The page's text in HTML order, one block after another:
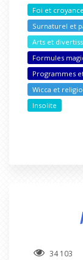
Foi et croyance
Surnaturel et
Arts et
Formules
Programmes
Wicca et
Insolite
34 103